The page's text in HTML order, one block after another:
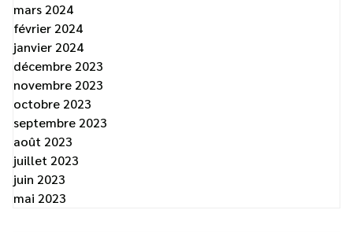
mars 2024
février 2024
janvier 2024
décembre 2023
novembre 2023
octobre 2023
septembre 2023
août 2023
juillet 2023
juin 2023
mai 2023